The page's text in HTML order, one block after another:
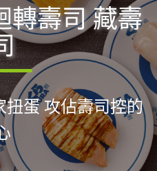
轉壽司 藏壽
蛋 攻佔壽司控的